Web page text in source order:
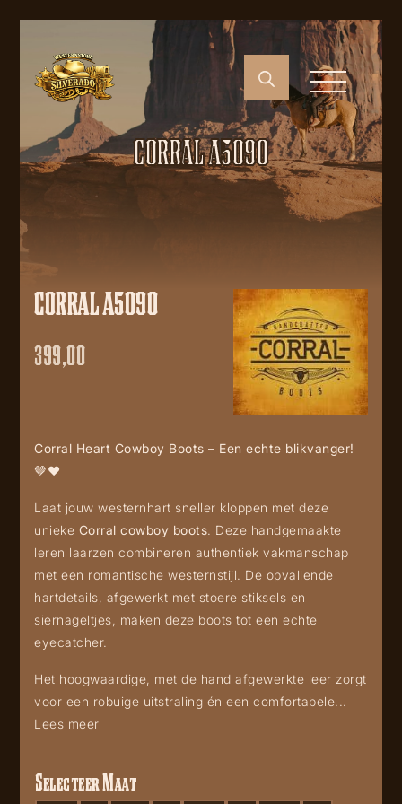
CORRAL A5090
CORRAL A5090
399,00
Corral Heart Cowboy Boots – Een echte blikvanger!
🤎❤️
Laat jouw westernhart sneller kloppen met deze
unieke Corral cowboy boots. Deze handgemaakte
leren laarzen combineren authentiek vakmanschap
met een romantische westernstijl. De opvallende
hartdetails, afgewerkt met stoere stiksels en
siernageltjes, maken deze boots tot een echte
eyecatcher.
Het hoogwaardige, met de hand afgewerkte leer zorgt
voor een robuige uitstraling én een comfortabele...
Lees meer
Selecteer Maat